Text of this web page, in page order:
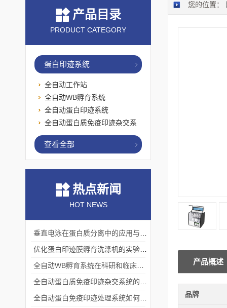
您的位置：
产品概述
品牌
产品目录
PRODUCT CATEGORY
蛋白印迹系统
全自动工作站
全自动WB孵育系统
全自动蛋白印迹系统
全自动蛋白质免疫印迹杂交系
统
查看全部
热点新闻
HOT NEWS